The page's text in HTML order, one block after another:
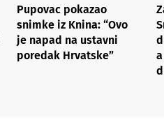
Pupovac pokazao
snimke iz Knina: “Ovo
je napad na ustavni
poredak Hrvatske”